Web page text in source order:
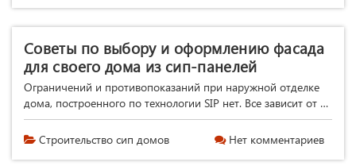
Советы по выбору и оформлению фасада
для своего дома из сип-панелей
Ограничений и противопоказаний при наружной отделке
дома, построенного по технологии SIP нет. Все зависит от …
Строительство сип домов Нет комментариев